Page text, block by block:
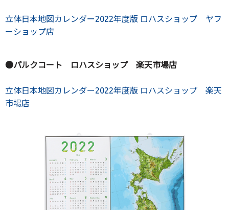
立体日本地図カレンダー2022年度版 ロハスショップ ヤフ
ーショップ店
●パルクコート ロハスショップ 楽天市場店
立体日本地図カレンダー2022年度版 ロハスショップ 楽天
市場店